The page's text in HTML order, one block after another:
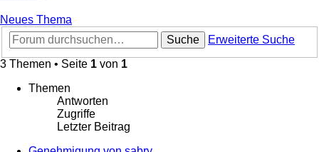
Neues Thema
Suche
Erweiterte Suche
3 Themen • Seite 1 von 1
Themen
Antworten
Zugriffe
Letzter Beitrag